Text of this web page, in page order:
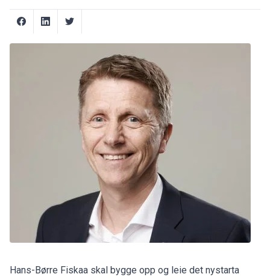
Hans-Børre Fiskaa skal bygge opp og leie det nystarta